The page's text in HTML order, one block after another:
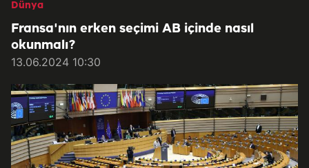
Dünya
Fransa'nın erken seçimi AB içinde nasıl
okunmalı?
13.06.2024 10:30